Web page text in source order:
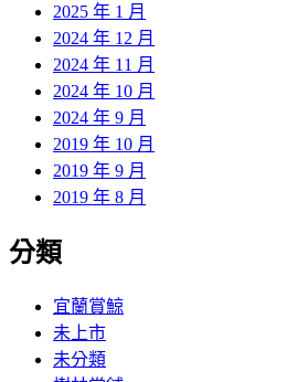
2025 年 1 月
2024 年 12 月
2024 年 11 月
2024 年 10 月
2024 年 9 月
2019 年 10 月
2019 年 9 月
2019 年 8 月
分類
宜蘭賞鯨
未上市
未分類